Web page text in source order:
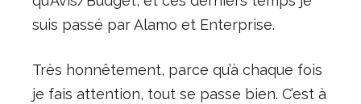
suis passé par Alamo et Enterprise.
Très honnêtement, parce qu’à chaque fois
je fais attention, tout se passe bien. C’est à